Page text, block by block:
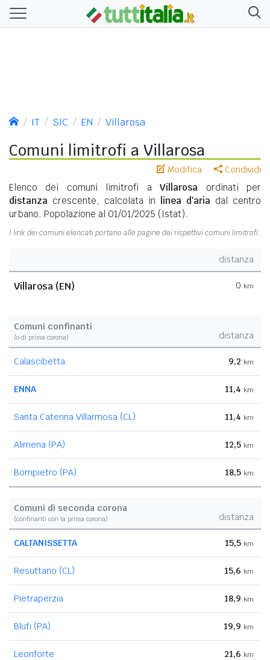
IT SIC EN Villarosa
Comuni limitrofi a Villarosa
Modifica Condividi
Elenco dei comuni limitrofi aVillarosa ordinati per
distanza crescente, calcolata in linea d'aria dal centro
urbano. Popolazione al 01/01/2025 (Istat).
I link dei comuni elencati portano alle pagine dei rispettivi comuni limitrofi.
distanza
Villarosa (EN) 0 km
Comuni confinanti
(o di prima corona) distanza
Calascibetta 9,2 km
ENNA 11,4 km
Santa Caterina Villarmosa (CL) 11,4 km
Alimena (PA) 12,5 km
Bompietro (PA) 18,5 km
Comuni di seconda corona
(confinanti con la prima corona) distanza
CALTANISSETTA 15,5 km
Resuttano (CL) 15,6 km
Pietraperzia 18,9 km
Blufi (PA) 19,9 km
Leonforte 21,6 km